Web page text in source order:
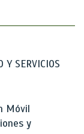
Y SERVICIOS
Móvil
y